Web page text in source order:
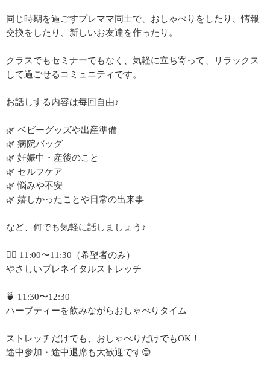
同じ時期を過ごすプレママ同士で、おしゃべりをしたり、情報
交換をしたり、新しいお友達を作ったり。
クラスでもセミナーでもなく、気軽に立ち寄って、リラックス
して過ごせるコミュニティです。
お話しする内容は毎回自由♪
🌿 ベビーグッズや出産準備
🌿 病院バッグ
🌿 妊娠中・産後のこと
🌿 セルフケア
🌿 悩みや不安
🌿 嬉しかったことや日常の出来事
など、何でも気軽に話しましょう♪
🧘‍♀️ 11:00〜11:30（希望者のみ）
やさしいプレネイタルストレッチ
🍵 11:30〜12:30
ハーブティーを飲みながらおしゃべりタイム
ストレッチだけでも、おしゃべりだけでもOK！
途中参加・途中退席も大歓迎です😊